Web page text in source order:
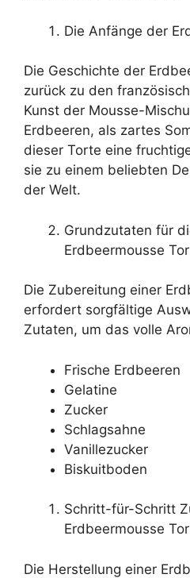
Die Anfänge der
Die Geschichte der
zurück zu den
Kunst der Mousse-
Erdbeeren, als zartes
dieser Torte eine
sie zu einem beliebten
der Welt.
Grundzutaten für
Erdbeermousse
Die Zubereitung einer
erfordert sorgfältige
Zutaten, um das volle
Frische Erdbeeren
Gelatine
Zucker
Schlagsahne
Vanillezucker
Biskuitboden
Schritt-für-Schritt
Erdbeermousse
Die Herstellung einer